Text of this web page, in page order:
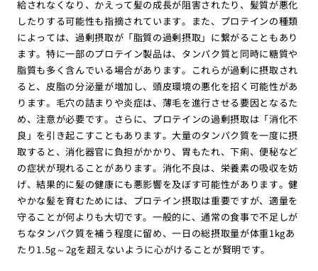
給されなくなり、かえって髪の成長が阻害されたり、髪質が悪化
したりする可能性も指摘されています。また、プロテインの種類
によっては、過剰摂取が「脂質の過剰摂取」に繋がることもあり
ます。特に一部のプロテイン製品は、タンパク質と同時に糖質や
脂質も多く含んでいる場合があります。これらが過剰に摂取され
ると、皮脂の分泌量が増加し、頭皮環境の悪化を招く可能性があ
ります。毛穴の詰まりや炎症は、薄毛を進行させる要因となるた
め、注意が必要です。さらに、プロテインの過剰摂取は「消化不
良」を引き起こすこともあります。大量のタンパク質を一度に摂
取すると、消化器官に負担がかかり、胃もたれ、下痢、便秘など
の症状が現れることがあります。消化不良は、栄養素の吸収を妨
げ、結果的に髪の健康にも悪影響を及ぼす可能性があります。健
やかな髪を育むためには、プロテイン摂取は重要ですが、適量を
守ることが何よりも大切です。一般的に、通常の食事で不足しが
ちなタンパク質を補う程度に留め、一日の総摂取量が体重1kgあ
たり1.5g～2gを超えないように心がけることが賢明です。